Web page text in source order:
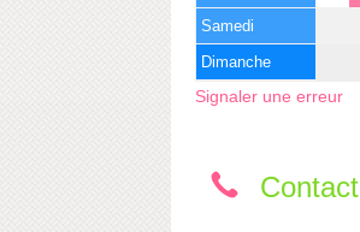
Samedi
Dimanche
Signaler une erreur
Contact